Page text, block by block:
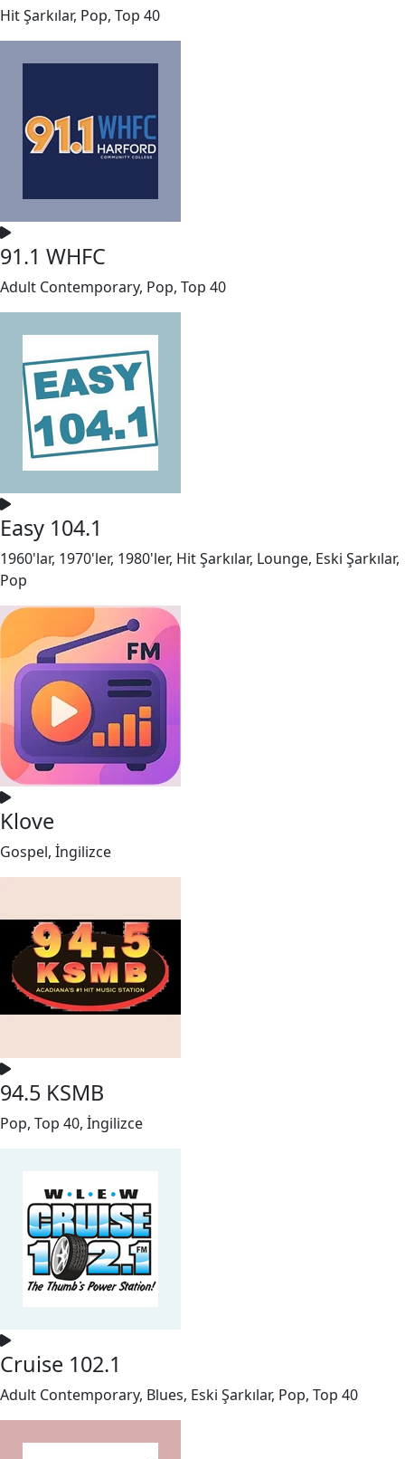
Hit Şarkılar, Pop, Top 40
91.1 WHFC
Adult Contemporary, Pop, Top 40
Easy 104.1
1960'lar, 1970'ler, 1980'ler, Hit Şarkılar, Lounge, Eski Şarkılar,
Pop
Klove
Gospel, İngilizce
94.5 KSMB
Pop, Top 40, İngilizce
Cruise 102.1
Adult Contemporary, Blues, Eski Şarkılar, Pop, Top 40